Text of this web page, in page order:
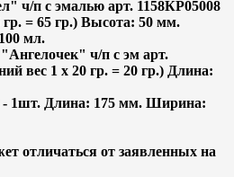
ч/п с эмалью арт. 1158КР05008
гр. = 65 гр.) Высота: 50 мм.
мл.
ч/п с эм арт.
вес 1 х 20 гр. = 20 гр.) Длина:
- 1шт. Длина: 175 мм. Ширина:
отличаться от заявленных на